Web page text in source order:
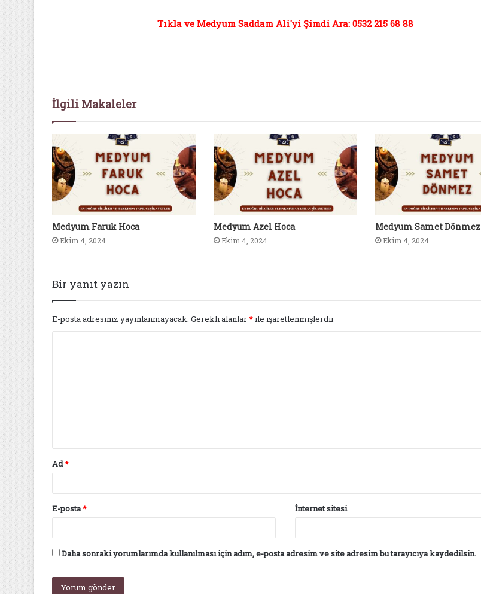
Tıkla ve Medyum Saddam Ali'yi Şimdi Ara: 0532 215 68 88
İlgili Makaleler
Medyum Faruk Hoca
Ekim 4, 2024
Medyum Azel Hoca
Ekim 4, 2024
Medyum Samet Dönmez
Ekim 4, 2024
Bir yanıt yazın
E-posta adresiniz yayınlanmayacak. Gerekli alanlar*ile işaretlenmişlerdir
Ad*
E-posta* İnternet sitesi
Daha sonraki yorumlarımda kullanılması için adım, e-posta adresim ve site adresim bu tarayıcıya kaydedilsin.